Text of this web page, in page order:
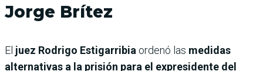
Jorge Brítez
El juez Rodrigo Estigarribia ordenó las medidas
alternativas a la prisión para el expresidente del